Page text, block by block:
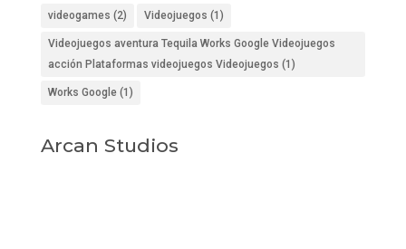
videogames (2) Videojuegos (1)
Videojuegos aventura Tequila Works Google Videojuegos
acción Plataformas videojuegos Videojuegos (1)
Works Google(1)
Arcan Studios